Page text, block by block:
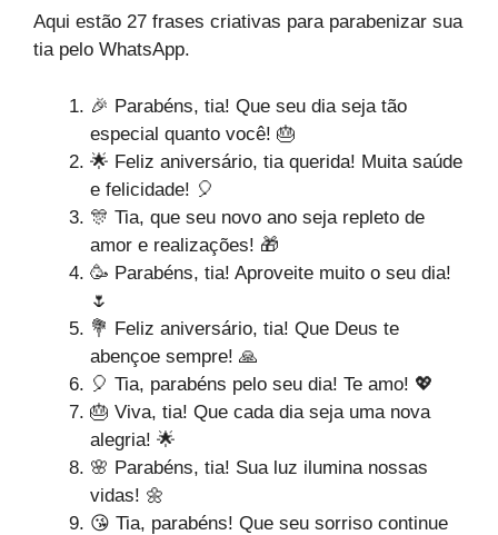
Aqui estão 27 frases criativas para parabenizar sua
tia pelo WhatsApp.
🎉 Parabéns, tia! Que seu dia seja tão
especial quanto você! 🎂
🌟 Feliz aniversário, tia querida! Muita saúde
e felicidade! 🎈
🎊 Tia, que seu novo ano seja repleto de
amor e realizações! 🎁
🥳 Parabéns, tia! Aproveite muito o seu dia!
🌷
💐 Feliz aniversário, tia! Que Deus te
abençoe sempre! 🙏
🎈 Tia, parabéns pelo seu dia! Te amo! 💖
🎂 Viva, tia! Que cada dia seja uma nova
alegria! 🌟
🌸 Parabéns, tia! Sua luz ilumina nossas
vidas! 🌼
😘 Tia, parabéns! Que seu sorriso continue